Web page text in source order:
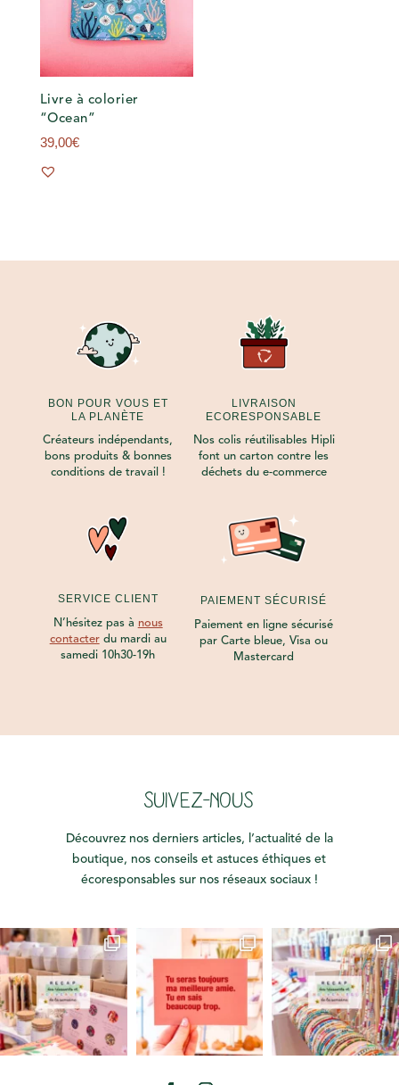
Livre à colorier
“Ocean”
39,00€
BON POUR VOUS ET
LA PLANÈTE
Créateurs indépendants,
bons produits & bonnes
conditions de travail !
LIVRAISON
ECORESPONSABLE
Nos colis réutilisables Hipli
font un carton contre les
déchets du e-commerce
SERVICE CLIENT
N’hésitez pas à nous
contacterdu mardi au
samedi 10h30-19h
PAIEMENT SÉCURISÉ
Paiement en ligne sécurisé
par Carte bleue, Visa ou
Mastercard
SUIVEZ-NOUS
Découvrez nos derniers articles, l’actualité de la
boutique, nos conseils et astuces éthiques et
écoresponsables sur nos réseaux sociaux !